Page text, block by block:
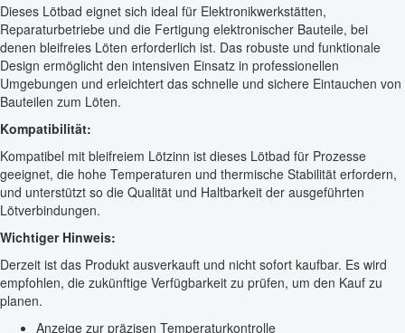
Dieses Lötbad eignet sich ideal für Elektronikwerkstätten,
Reparaturbetriebe und die Fertigung elektronischer Bauteile, bei
denen bleifreies Löten erforderlich ist. Das robuste und funktionale
Design ermöglicht den intensiven Einsatz in professionellen
Umgebungen und erleichtert das schnelle und sichere Eintauchen von
Bauteilen zum Löten.
Kompatibilität:
Kompatibel mit bleifreiem Lötzinn ist dieses Lötbad für Prozesse
geeignet, die hohe Temperaturen und thermische Stabilität erfordern,
und unterstützt so die Qualität und Haltbarkeit der ausgeführten
Lötverbindungen.
Wichtiger Hinweis:
Derzeit ist das Produkt ausverkauft und nicht sofort kaufbar. Es wird
empfohlen, die zukünftige Verfügbarkeit zu prüfen, um den Kauf zu
planen.
Anzeige zur präzisen Temperaturkontrolle